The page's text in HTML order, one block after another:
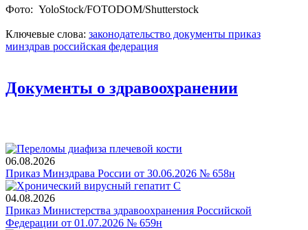
Фото: YoloStock/FOTODOM/Shutterstoсk
Ключевые слова: законодательство документы приказ
минздрав российская федерация
Документы о здравоохранении
06.08.2026
Приказ Минздрава России от 30.06.2026 № 658н
04.08.2026
Приказ Министерства здравоохранения Российской
Федерации от 01.07.2026 № 659н